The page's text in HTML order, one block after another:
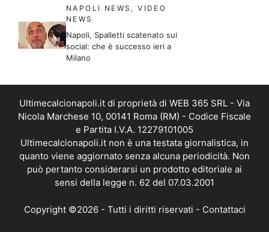
NAPOLI NEWS ,VIDEO
NEWS
Napoli, Spalletti scatenato sui
social: che è successo ieri a
Milano
Ultimecalcionapoli.it di proprietà di WEB 365 SRL - Via
Nicola Marchese 10, 00141 Roma (RM) - Codice Fiscale
e Partita I.V.A. 12279101005
Ultimecalcionapoli.it non è una testata giornalistica, in
quanto viene aggiornato senza alcuna periodicità. Non
può pertanto considerarsi un prodotto editoriale ai
sensi della legge n. 62 del 07.03.2001
Copyright ©2026 - Tutti i diritti riservati - Contattaci